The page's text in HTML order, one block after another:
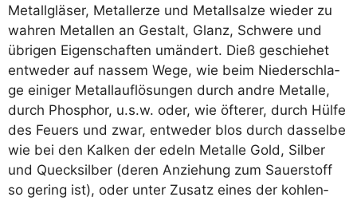
Metall­glä­ser, Metall­erze und Metall­sal­ze wie­der zu
wah­ren Metal­len an Gestalt, Glanz, Schwe­re und
übri­gen Eigen­schaf­ten umän­dert. Dieß geschie­het
ent­we­der auf nas­sem Wege, wie beim Nie­der­schla­
ge eini­ger Metall­auf­lö­sun­gen durch and­re Metal­le,
durch Phos­phor, u.s.w. oder, wie öfte­rer, durch Hül­fe
des Feu­ers und zwar, ent­we­der blos durch das­sel­be
wie bei den Kal­ken der edeln Metal­le Gold, Sil­ber
und Queck­sil­ber (deren Anzie­hung zum Sau­er­stoff
so gering ist), oder unter Zusatz eines der koh­len­